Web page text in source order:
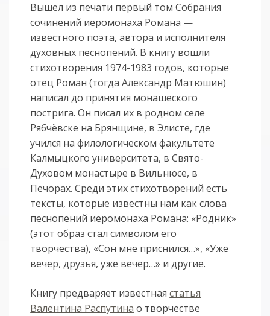
Вышел из печати первый том Собрания
сочинений иеромонаха Романа —
известного поэта, автора и исполнителя
духовных песнопений. В книгу вошли
стихотворения 1974-1983 годов, которые
отец Роман (тогда Александр Матюшин)
написал до принятия монашеского
пострига. Он писал их в родном селе
Рябчёвске на Брянщине, в Элисте, где
учился на филологическом факультете
Калмыцкого университета, в Свято-
Духовом монастыре в Вильнюсе, в
Печорах. Среди этих стихотворений есть
тексты, которые известны нам как слова
песнопений иеромонаха Романа: «Родник»
(этот образ стал символом его
творчества), «Сон мне приснился…», «Уже
вечер, друзья, уже вечер…» и другие.
Книгу предваряет известнаястатья
Валентина Распутина о творчестве